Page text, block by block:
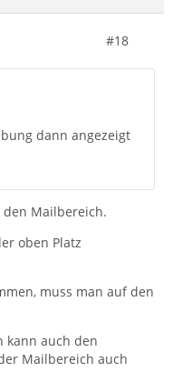
#18
dann angezeigt
den Mailbereich.
oben Platz
muss man auf den
kann auch den
Mailbereich auch